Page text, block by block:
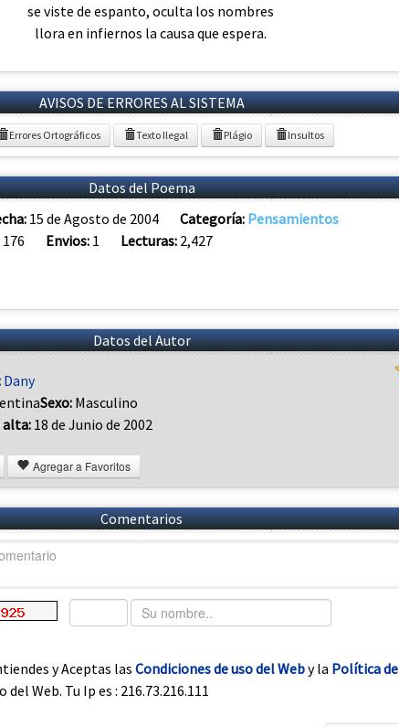
se viste de espanto, oculta los nombres
llora en infiernos la causa que espera.
AVISOS DE ERRORES AL SISTEMA
Errores Ortográficos Texto Ilegal Plágio Insultos
Datos del Poema
15 de Agosto de 2004 Categoría: Pensamientos
176 Envios: 1 Lecturas: 2,427
Datos del Autor
Dany
Sexo: Masculino
alta: 18 de Junio de 2002
Agregar a Favoritos
Comentarios
y Aceptas lasCondiciones de uso del Weby la Política de
del Web. Tu Ip es : 216.73.216.111